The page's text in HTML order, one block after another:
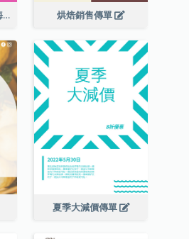
國際家庭日優惠宣傳海報 烘焙銷售傳單
夏季大減價傳單